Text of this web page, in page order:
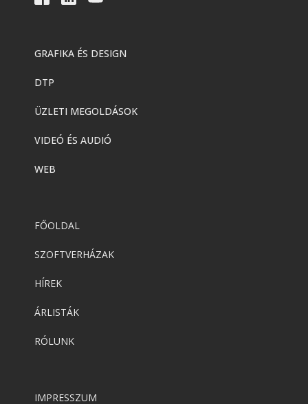
GRAFIKA ÉS DESIGN
DTP
ÜZLETI MEGOLDÁSOK
VIDEÓ ÉS AUDIÓ
WEB
FŐOLDAL
SZOFTVERHÁZAK
HÍREK
ÁRLISTÁK
RÓLUNK
IMPRESSZUM